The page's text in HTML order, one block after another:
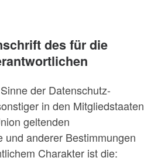
des für die
der Datenschutz-
in den Mitgliedstaaten
geltenden
und anderer Bestimmungen
Charakter ist die: